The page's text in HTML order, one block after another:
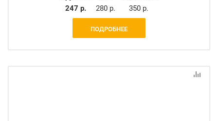
247 р. 280 р. 350 р.
ПОДРОБНЕЕ